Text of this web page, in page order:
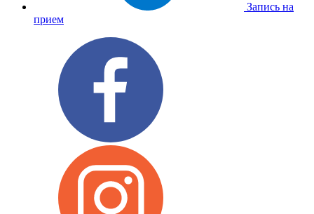
Запись на
прием